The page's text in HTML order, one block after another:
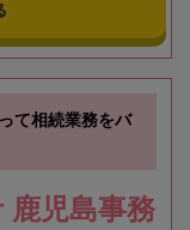
て相続業務をバ
鹿児島事務